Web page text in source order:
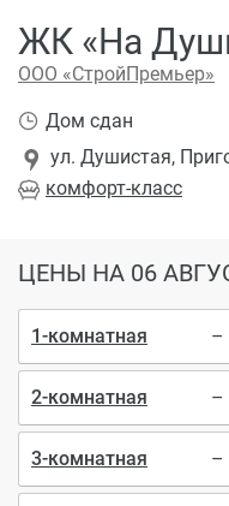
ЖК «На
ООО «СтройПремьер»
комфорт-класс
ул. Душистая,
Дом сдан
ЦЕНЫ НА 06
1-комнатная –
2-комнатная –
3-комнатная –